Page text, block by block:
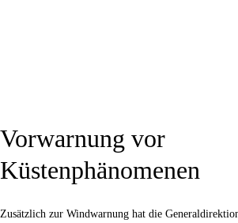
Vorwarnung vor
Küstenphänomenen
Zusätzlich zur Windwarnung hat die